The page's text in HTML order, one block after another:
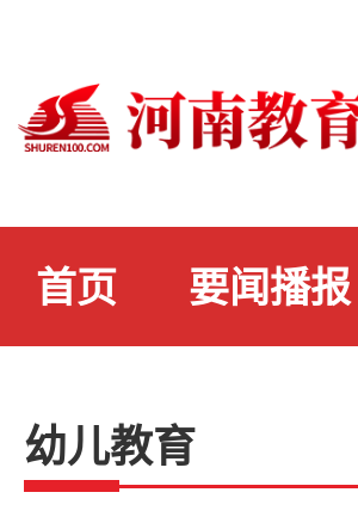
首页 要闻播报
幼儿教育